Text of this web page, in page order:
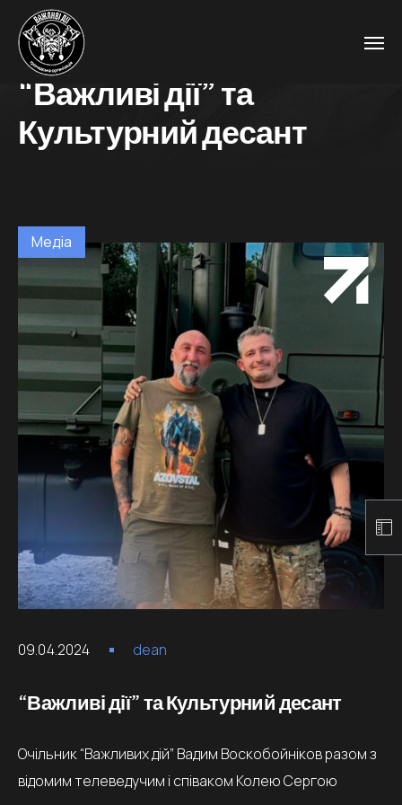
“Важливі дії” та
Культурний десант
Медіа
09.04.2024 dean
“Важливі дії” та Культурний десант
Очільник “Важливих дій” Вадим Воскобойніков разом з
відомим телеведучим і співаком Колею Сергою